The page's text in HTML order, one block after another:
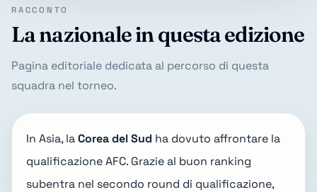
RACCONTO
La nazionale in questa edizione
Pagina editoriale dedicata al percorso di questa
squadra nel torneo.
In Asia, laCorea del Sud ha dovuto affrontare la
qualificazione AFC. Grazie al buon ranking
subentra nel secondo round di qualificazione,